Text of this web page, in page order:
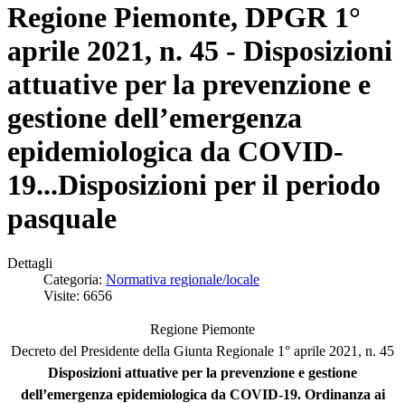
Regione Piemonte, DPGR 1°
aprile 2021, n. 45 - Disposizioni
attuative per la prevenzione e
gestione dell’emergenza
epidemiologica da COVID-
19...Disposizioni per il periodo
pasquale
Dettagli
Categoria: Normativa regionale/locale
Visite: 6656
Regione Piemonte
Decreto del Presidente della Giunta Regionale 1° aprile 2021, n. 45
Disposizioni attuative per la prevenzione e gestione
dell’emergenza epidemiologica da COVID-19. Ordinanza ai